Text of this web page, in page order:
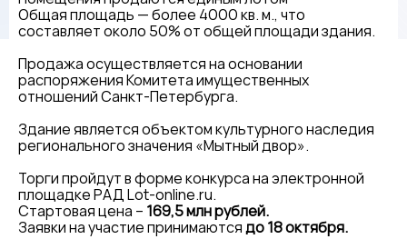
Общая площадь — более 4000 кв. м., что
составляет около 50% от общей площади здания.
Продажа осуществляется на основании
распоряжения Комитета имущественных
отношений Санкт-Петербурга.
Здание является объектом культурного наследия
регионального значения «Мытный двор».
Торги пройдут в форме конкурса на электронной
площадке РАД Lot-online.ru.
Стартовая цена – 169,5 млн рублей.
Заявки на участие принимаютсядо 18 октября.